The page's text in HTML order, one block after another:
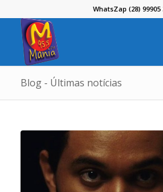
WhatsZap (28) 99905
Blog - Últimas notícias